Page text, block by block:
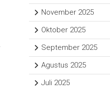
November 2025
Oktober 2025
September 2025
Agustus 2025
Juli 2025